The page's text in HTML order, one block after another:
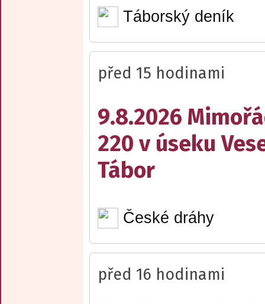
Táborský deník
před 15 hodinami
9.8.2026
220 v úseku
Tábor
České dráhy
před 16 hodinami